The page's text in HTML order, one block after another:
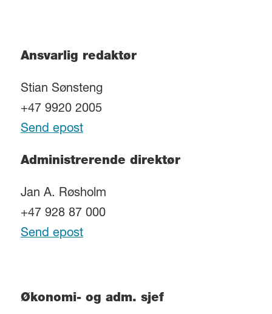
Ansvarlig redaktør
Stian Sønsteng
+47 9920 2005
Send epost
Administrerende direktør
Jan A. Røsholm
+47 928 87 000
Send epost
Økonomi- og adm. sjef